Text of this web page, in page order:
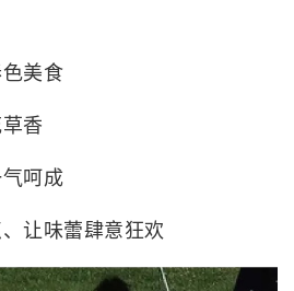
美食
香
呵成
让味蕾肆意狂欢